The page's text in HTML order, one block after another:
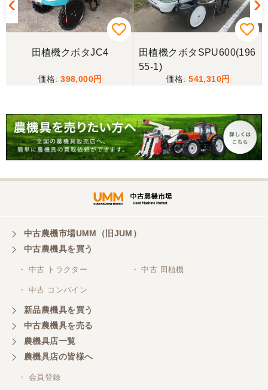
福岡県／にしむら
丁寧な対応でした
福岡県／津田泰成
います。
迅速丁寧な対応で、稲刈りも無事に終えることがで
きました。 程度極上のコンバインを相場よりかなり
す。 稲刈り後、メンテしてワックス掛けたら知り合
うでしたらよろしくお願いいたします。
福岡県／あらら還
田植機クボタJC4
398,000
田植機クボタSPU600(196
55-1)
541,310
中古農機市場UMM（旧JUM）
中古農機具を買う
・ 中古 トラクター ・ 中古 田植機
・ 中古 コンバイン
新品農機具を買う
中古農機具を売る
農機具店一覧
農機具店の皆様へ
・ 会員登録